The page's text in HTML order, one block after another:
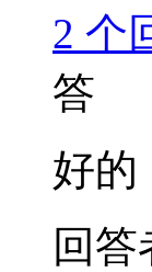
2 个
答
好的
回答